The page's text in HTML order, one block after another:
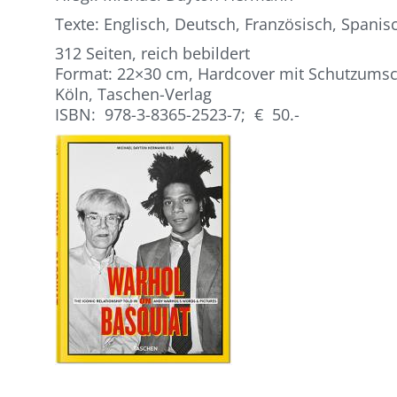
Texte: Englisch, Deutsch, Französisch,
312 Seiten, reich bebildert
Format: 22×30 cm, Hardcover mit
Köln, Taschen-Verlag
ISBN: 978-3-8365-2523-7; € 50.-